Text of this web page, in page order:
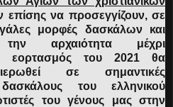
να προσεγγίζουν, σε
μορφές δασκάλων και
αρχαιότητα μέχρι
ο εορτασμός του 2021 θα
σε σημαντικές
του ελληνικού
του γένους μας στην